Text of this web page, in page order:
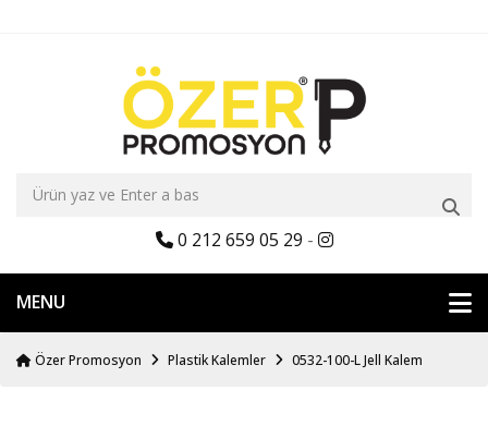
0 212 659 05 29 -
MENU
Özer Promosyon Plastik Kalemler 0532-100-L Jell Kalem